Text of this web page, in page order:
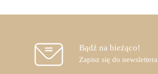
Bądź na bieżąco!
Zapisz się do newslettera